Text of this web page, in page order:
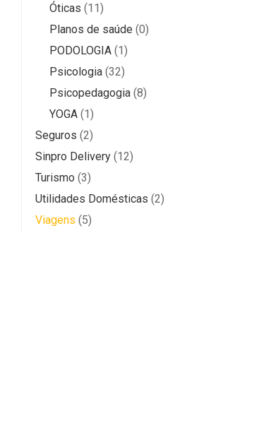
Óticas (11)
Planos de saúde (0)
PODOLOGIA(1)
Psicologia(32)
Psicopedagogia(8)
YOGA(1)
Seguros (2)
Sinpro Delivery(12)
Turismo (3)
Utilidades Domésticas (2)
Viagens (5)